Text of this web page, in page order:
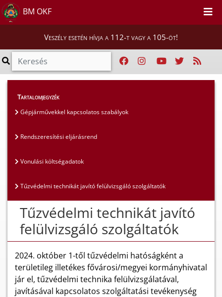
BM OKF
Veszély esetén hívja a 112-t vagy a 105-öt!
Szakmai tájékoztatók
Tűzvédelmi technikát javító felülvizsgáló
Tartalomjegyzék
Gépjárművekkel kapcsolatos szabályok
Rendszeresítési eljárásrend
Vonulási költségadatok
Tűzvédelmi technikát javító felülvizsgáló szolgáltatók
Tűzvédelmi technikát javító
felülvizsgáló szolgáltatók
2024. október 1-től tűzvédelmi hatóságként a
területileg illetékes fővárosi/megyei kormányhivatal
jár el, tűzvédelmi technika felülvizsgálatával,
javításával kapcsolatos szolgáltatási tevékenység